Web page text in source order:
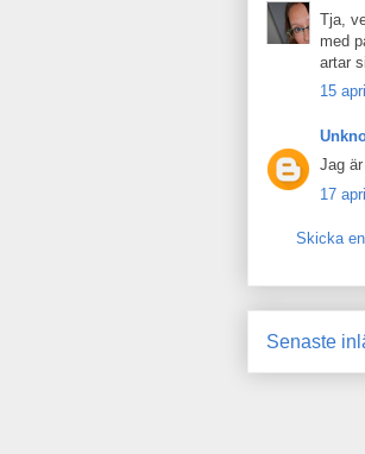
Tja,
med
artar
15
Jag
17
Skicka
Senaste